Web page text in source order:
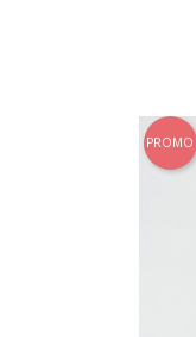
PROMO